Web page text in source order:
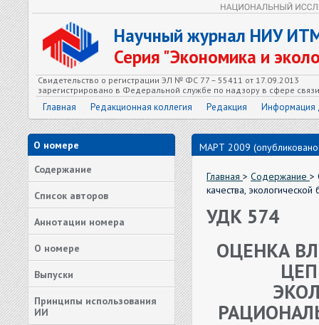
Научный журнал НИУ
Серия "Экономика и
Свидетельство о регистрации ЭЛ № ФС 77 – 55411 от 17.09.2013
зарегистрировано в Федеральной службе по надзору в сфере
Главная Редакционная коллегия Редакция Информация
О номере
Содержание
Список авторов
Аннотации номера
О номере
Выпуски
Принципы использования
ИИ
МАРТ 2009
Главная > Содержание >
качества,
УДК 574
ОЦЕНКА